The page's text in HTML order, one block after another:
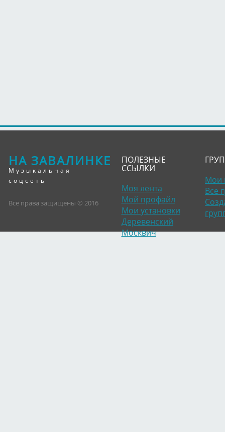
НА ЗАВАЛИНКЕ
Музыкальная
соцсеть
Все права защищены © 2016
ПОЛЕЗНЫЕ
ССЫЛКИ
Моя лента
Мой профайл
Мои установки
Деревенский
Москвич
Мои
Все